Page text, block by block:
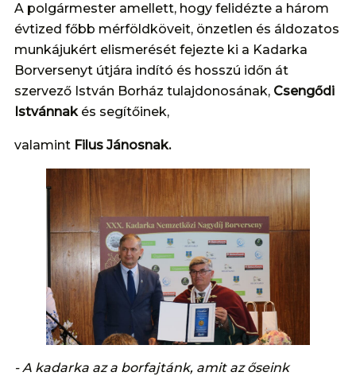
A polgármester amellett, hogy felidézte a három
évtized főbb mérföldköveit, önzetlen és áldozatos
munkájukért elismerését fejezte ki a Kadarka
Borversenyt útjára indító és hosszú időn át
szervező István Borház tulajdonosának, Csengődi
Istvánnakés segítőinek,
valamint Filus Jánosnak.
- A kadarka az a borfajtánk, amit az őseink